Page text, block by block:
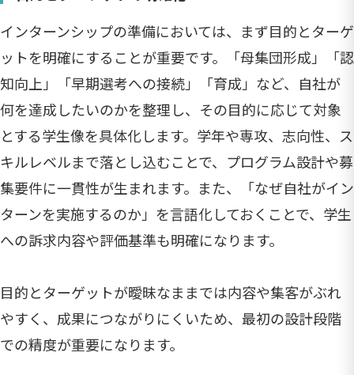
インターンシップの準備においては、まず目的とターゲ
ットを明確にすることが重要です。「母集団形成」「認
知向上」「早期選考への接続」「育成」など、自社が
何を達成したいのかを整理し、その目的に応じて対象
とする学生像を具体化します。学年や専攻、志向性、ス
キルレベルまで落とし込むことで、プログラム設計や募
集要件に一貫性が生まれます。また、「なぜ自社がイン
ターンを実施するのか」を言語化しておくことで、学生
への訴求内容や評価基準も明確になります。
目的とターゲットが曖昧なままでは内容や集客がぶれ
やすく、成果につながりにくいため、最初の設計段階
での精度が重要になります。